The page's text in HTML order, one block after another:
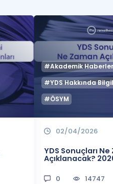
#Akademik
#YDS Hakkında
#ÖSYM
02/04/2026
YDS Sonuçları
Açıklanacak?
0 14747